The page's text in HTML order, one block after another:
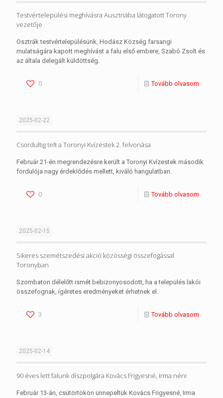
Testvértelepülési meghívásra Ausztriába látogatott Torony
vezetője
Osztrák testvértelepülésünk, Hodász Község farsangi
mulatságára kapott meghívást a falu első embere, Szabó Zsolt és
az általa delegált küldöttség.
0 Tovább olvasom
2025-02-22
Csordultig telt a Toronyi Kvízestek 2. felvonása
Február 21-én megrendezésre került a Toronyi Kvízestek második
fordulója nagy érdeklődés mellett, kiváló hangulatban.
0 Tovább olvasom
2025-02-15
Sikeres szemétszedési akció közösségi összefogással
Toronyban
Szombaton délelőtt ismét bebizonyosodott, ha a település lakói
összefognak, ígéretes eredményeket érhetnek el.
3 Tovább olvasom
2025-02-14
90 éves lett falunk díszpolgára Kovács Frigyesné, Irma néni
Február 13-án, csütörtökön ünnepeltük Kovács Frigyesné, Irma